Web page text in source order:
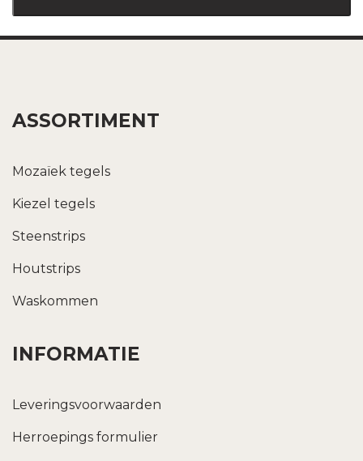
ASSORTIMENT
Mozaïek tegels
Kiezel tegels
Steenstrips
Houtstrips
Waskommen
INFORMATIE
Leveringsvoorwaarden
Herroepings formulier